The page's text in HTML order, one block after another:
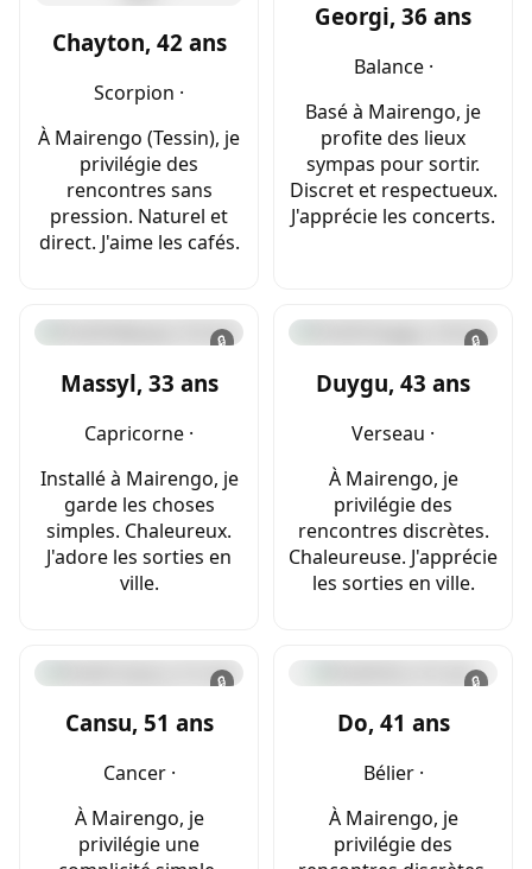
Chayton, 42 ans
Scorpion ·
À Mairengo (Tessin), je
privilégie des
rencontres sans
pression. Naturel et
direct. J'aime les cafés.
Georgi, 36 ans
Balance ·
Basé à Mairengo, je
profite des lieux
sympas pour sortir.
Discret et respectueux.
J'apprécie les concerts.
🔒
Massyl, 33 ans
Capricorne ·
Installé à Mairengo, je
garde les choses
simples. Chaleureux.
J'adore les sorties en
ville.
🔒
Duygu, 43 ans
Verseau ·
À Mairengo, je
privilégie des
rencontres discrètes.
Chaleureuse. J'apprécie
les sorties en ville.
🔒
Cansu, 51 ans
Cancer ·
À Mairengo, je
privilégie une
🔒
Do, 41 ans
Bélier ·
À Mairengo, je
privilégie des